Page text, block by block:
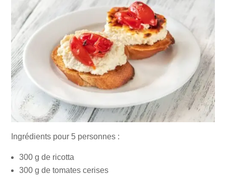
Ingrédients pour 5 personnes :
300 g de ricotta
300 g de tomates cerises